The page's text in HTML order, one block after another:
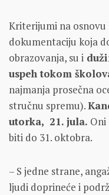
Kriterijumi na osnovu
dokumentaciju koja
obrazovanja, su i
uspeh tokom
najmanja prosečna
stručnu spremu).
utorka, 21. jula. Oni
biti do 31. oktobra.
– S jedne strane,
ljudi doprineće i